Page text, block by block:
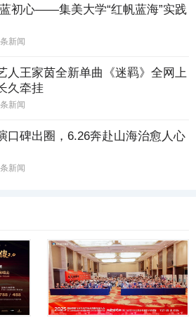
初心——集美大学“红帆蓝海”实践
新闻
人王家茵全新单曲《迷羁》全网上
久牵挂
新闻
口碑出圈，6.26奔赴山海治愈人心
新闻